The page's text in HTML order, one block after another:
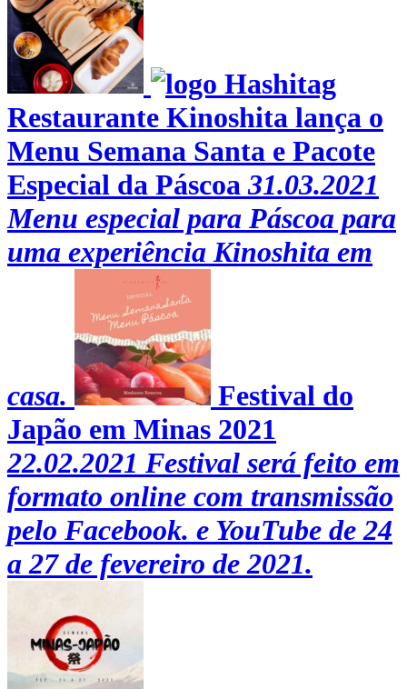
Restaurante Kinoshita lança o
Menu Semana Santa e Pacote
Especial da Páscoa 31.03.2021
Menu especial para Páscoa para
uma experiência Kinoshita em
casa.
Festival do
Japão em Minas 2021
22.02.2021 Festival será feito em
formato online com transmissão
pelo Facebook. e YouTube de 24
a 27 de fevereiro de 2021.